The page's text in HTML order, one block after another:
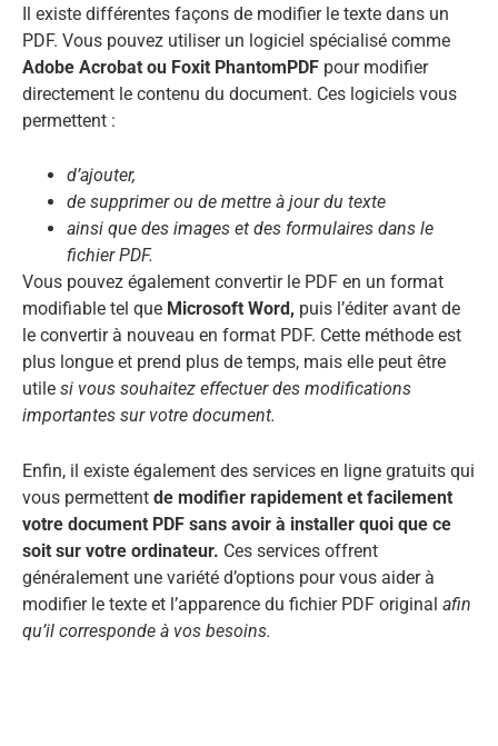
Il existe différentes façons de modifier le texte dans un
PDF. Vous pouvez utiliser un logiciel spécialisé comme
Adobe Acrobat ou Foxit PhantomPDF pour modifier
directement le contenu du document. Ces logiciels vous
permettent :
d’ajouter,
de supprimer ou de mettre à jour du texte
ainsi que des images et des formulaires dans le
fichier PDF.
Vous pouvez également convertir le PDF en un format
modifiable tel que Microsoft Word, puis l’éditer avant de
le convertir à nouveau en format PDF. Cette méthode est
plus longue et prend plus de temps, mais elle peut être
utile si vous souhaitez effectuer des modifications
importantes sur votre document.
Enfin, il existe également des services en ligne gratuits qui
vous permettent de modifier rapidement et facilement
votre document PDF sans avoir à installer quoi que ce
soit sur votre ordinateur. Ces services offrent
généralement une variété d’options pour vous aider à
modifier le texte et l’apparence du fichier PDF original afin
qu’il corresponde à vos besoins.